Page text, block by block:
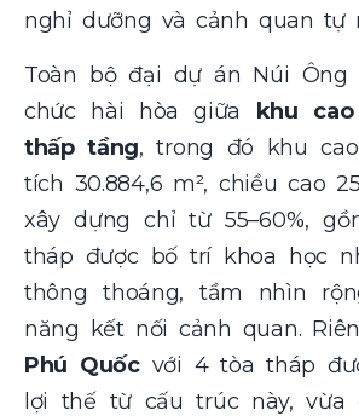
nghỉ dưỡng và cảnh quan tự
Toàn bộ đại dự án Núi Ông
chức hài hòa giữa khu
thấp tầng, trong đó khu
tích 30.884,6 m², chiều cao
xây dựng chỉ từ 55–60%,
tháp được bố trí khoa học
thông thoáng, tầm nhìn
năng kết nối cảnh quan.
Phú Quốcvới 4 tòa tháp
lợi thế từ cấu trúc này, vừa